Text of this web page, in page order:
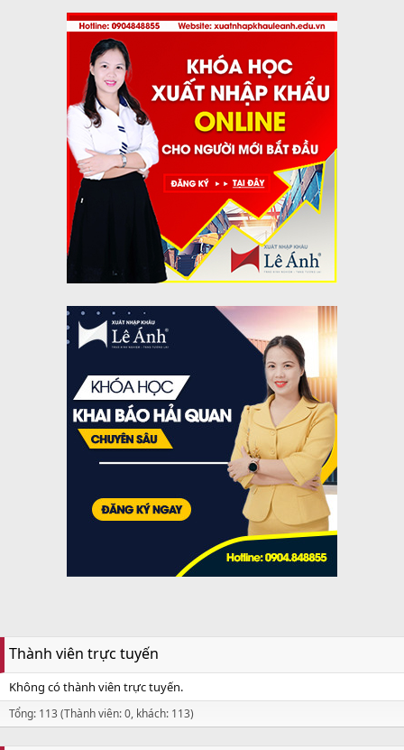
Thành viên trực tuyến
Không có thành viên trực tuyến.
Tổng: 113 (Thành viên: 0, khách: 113)